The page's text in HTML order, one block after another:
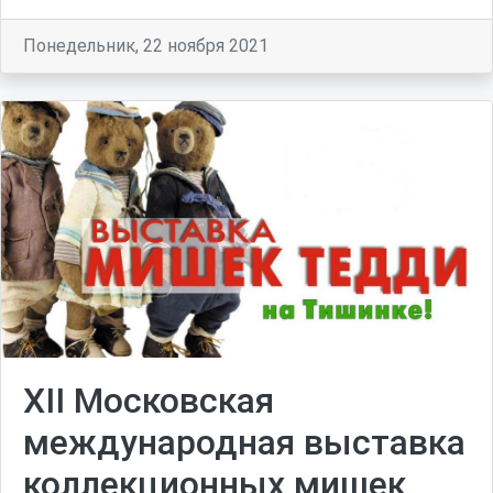
Понедельник, 22 ноября 2021
XII Московская
международная выставка
коллекционных мишек